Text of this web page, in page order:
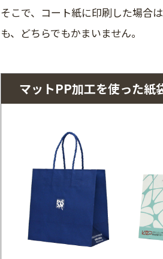
そこで、コート紙に印刷した場合
も、どちらでもかまいません。
マットPP加工を使った紙